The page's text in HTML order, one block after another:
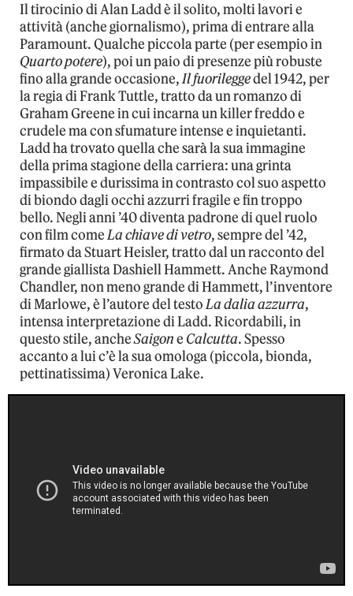
Il tirocinio di Alan Ladd è il solito, molti lavori e
attività (anche giornalismo), prima di entrare alla
Paramount. Qualche piccola parte (per esempio in
Quarto potere), poi un paio di presenze più robuste
fino alla grande occasione,Il fuorileggedel 1942, per
la regia di Frank Tuttle, tratto da un romanzo di
Graham Greene in cui incarna un killer freddo e
crudele ma con sfumature intense e inquietanti.
Ladd ha trovato quella che sarà la sua immagine
della prima stagione della carriera: una grinta
impassibile e durissima in contrasto col suo aspetto
di biondo dagli occhi azzurri fragile e fin troppo
bello. Negli anni ’40 diventa padrone di quel ruolo
con film comeLa chiave di vetro, sempre del ’42,
firmato da Stuart Heisler, tratto dal un racconto del
grande giallista Dashiell Hammett. Anche Raymond
Chandler, non meno grande di Hammett, l’inventore
di Marlowe, è l’autore del testoLa dalia azzurra,
intensa interpretazione di Ladd. Ricordabili, in
questo stile, ancheSaigone Calcutta. Spesso
accanto a lui c’è la sua omologa (piccola, bionda,
pettinatissima) Veronica Lake.